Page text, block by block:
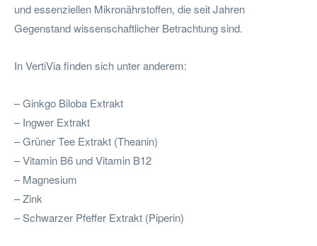
und essenziellen Mikronährstoffen, die seit Jahren
Gegenstand wissenschaftlicher Betrachtung sind.
In VertiVia finden sich unter anderem:
– Ginkgo Biloba Extrakt
– Ingwer Extrakt
– Grüner Tee Extrakt (Theanin)
– Vitamin B6 und Vitamin B12
– Magnesium
– Zink
– Schwarzer Pfeffer Extrakt (Piperin)